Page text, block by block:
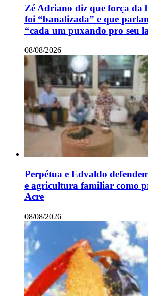
Zé Adriano diz que força da
foi “banalizada” e que
“cada um puxando pro seu
08/08/2026
Perpétua e Edvaldo
e agricultura familiar como
Acre
08/08/2026